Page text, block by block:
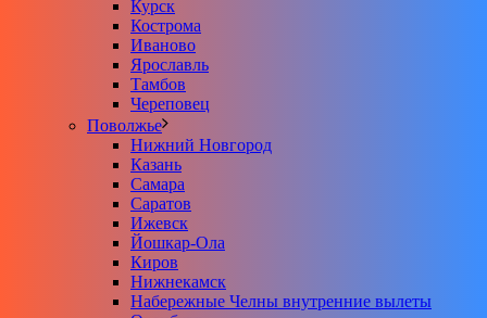
Курск
Кострома
Иваново
Ярославль
Тамбов
Череповец
Поволжье
Нижний Новгород
Казань
Самара
Саратов
Ижевск
Йошкар-Ола
Киров
Нижнекамск
Набережные Челны внутренние вылеты